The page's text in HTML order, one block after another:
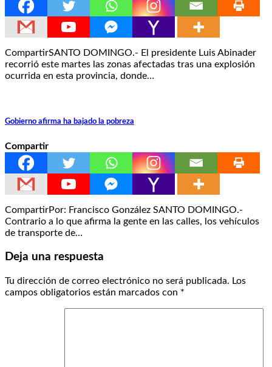
CompartirSANTO DOMINGO.- El presidente Luis Abinader
recorrió este martes las zonas afectadas tras una explosión
ocurrida en esta provincia, donde…
Gobierno afirma ha bajado la pobreza
Compartir
CompartirPor: Francisco González SANTO DOMINGO.-
Contrario a lo que afirma la gente en las calles, los vehículos
de transporte de…
Deja una respuesta
Tu dirección de correo electrónico no será publicada. Los
campos obligatorios están marcados con *